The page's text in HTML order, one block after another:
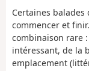
Certaines
commencer et
combinaison rare
intéressant, de la
emplacement